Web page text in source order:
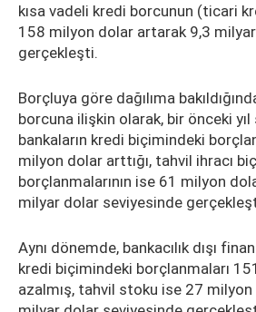
kısa vadeli kredi borcunun (ticari
158 milyon dolar artarak 9,3
gerçekleşti.
Borçluya göre dağılıma
borcuna ilişkin olarak, bir önceki
bankaların kredi biçimindeki
milyon dolar arttığı, tahvil ihracı
borçlanmalarının ise 61 milyon
milyar dolar seviyesinde
Aynı dönemde, bankacılık dışı
kredi biçimindeki borçlanmaları
azalmış, tahvil stoku ise 27